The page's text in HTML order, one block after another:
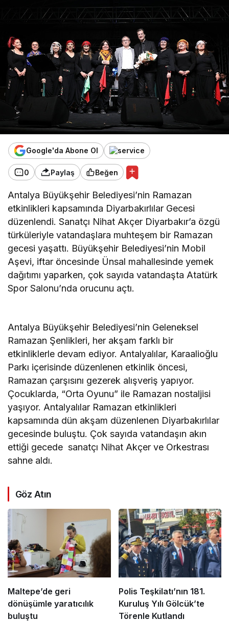
Google'da Abone Ol
0 Paylaş Beğen
Antalya Büyükşehir Belediyesi’nin Ramazan
etkinlikleri kapsamında Diyarbakırlılar Gecesi
düzenlendi. Sanatçı Nihat Akçer Diyarbakır’a özgü
türküleriyle vatandaşlara muhteşem bir Ramazan
gecesi yaşattı. Büyükşehir Belediyesi’nin Mobil
Aşevi, iftar öncesinde Ünsal mahallesinde yemek
dağıtımı yaparken, çok sayıda vatandaşta Atatürk
Spor Salonu’nda orucunu açtı.
Antalya Büyükşehir Belediyesi’nin Geleneksel
Ramazan Şenlikleri, her akşam farklı bir
etkinliklerle devam ediyor. Antalyalılar, Karaalioğlu
Parkı içerisinde düzenlenen etkinlik öncesi,
Ramazan çarşısını gezerek alışveriş yapıyor.
Çocuklarda, “Orta Oyunu” ile Ramazan nostaljisi
yaşıyor. Antalyalılar Ramazan etkinlikleri
kapsamında dün akşam düzenlenen Diyarbakırlılar
gecesinde buluştu. Çok sayıda vatandaşın akın
ettiği gecede sanatçı Nihat Akçer ve Orkestrası
sahne aldı.
Göz Atın
Maltepe’de geri
dönüşümle yaratıcılık
buluştu
Polis Teşkilatı’nın 181.
Kuruluş Yılı Gölcük’te
Törenle Kutlandı